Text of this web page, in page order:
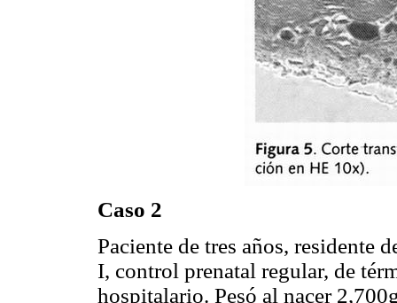
Caso 2
Paciente de tres años, residente
I, control prenatal regular, de
hospitalario. Pesó al nacer